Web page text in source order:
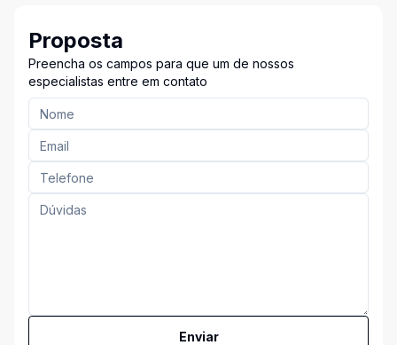
Proposta
Preencha os campos para que um de nossos
especialistas entre em contato
Enviar